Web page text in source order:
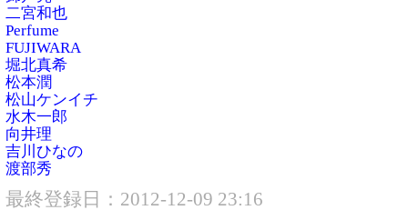
二宮和也
Perfume
FUJIWARA
堀北真希
松本潤
松山ケンイチ
水木一郎
向井理
吉川ひなの
渡部秀
最終登録日：2012-12-09 23:16